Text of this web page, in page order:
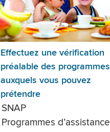
Effectuez une vérification
préalable des programmes
auxquels vous pouvez
prétendre
SNAP
Programmes d’assistance